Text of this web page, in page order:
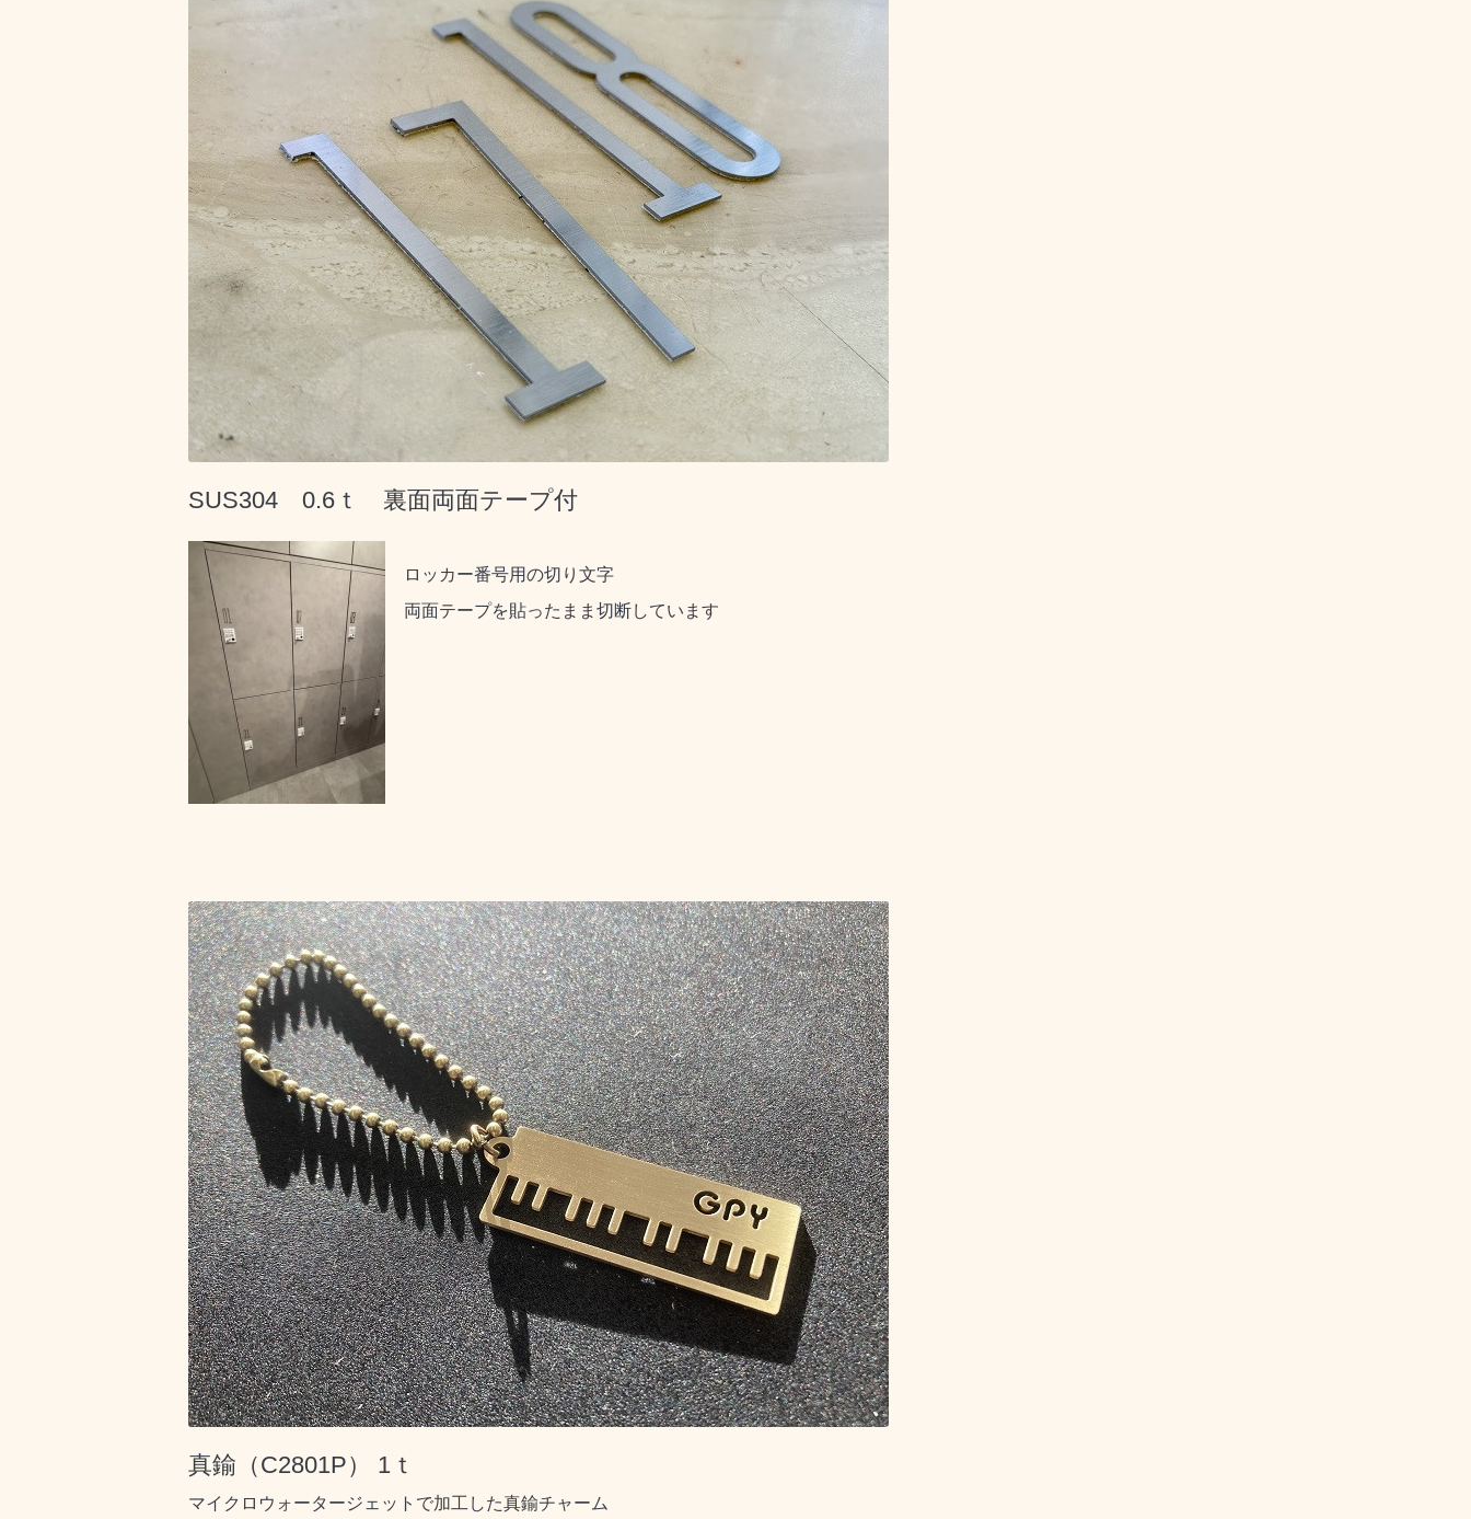
SUS304 0.6ｔ 裏面両面テープ付
ロッカー番号用の切り文字
両面テープを貼ったまま切断しています
真鍮（C2801P） 1ｔ
マイクロウォータージェットで加工した真鍮チャーム